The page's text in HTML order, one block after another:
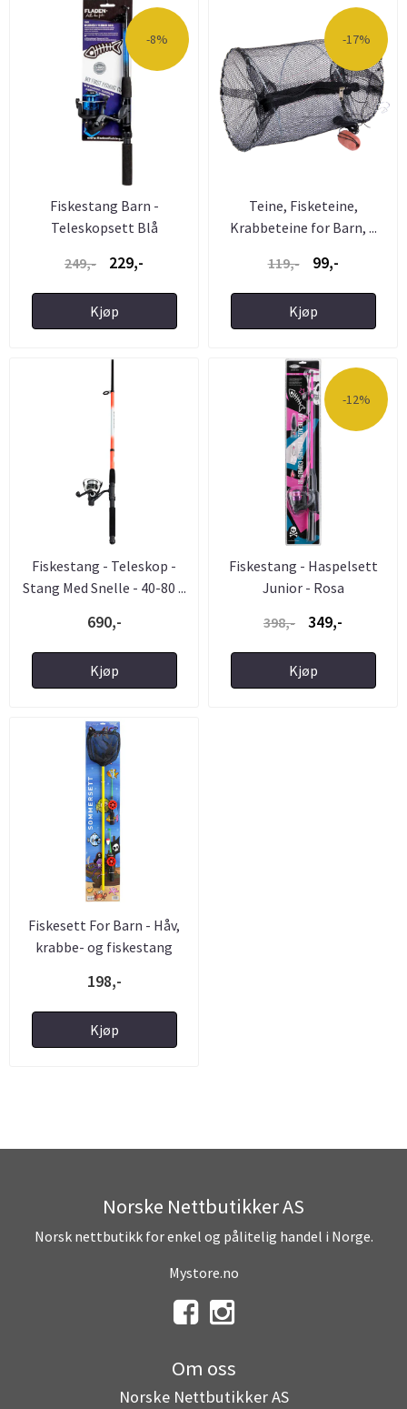
-8%
Fiskestang Barn -
Teleskopsett Blå
249,-
229,-
Kjøp
-17%
Teine, Fisketeine,
Krabbeteine for Barn, ...
119,-
99,-
Kjøp
Fiskestang - Teleskop -
Stang Med Snelle - 40-80 ...
690,-
Kjøp
-12%
Fiskestang - Haspelsett
Junior - Rosa
398,-
349,-
Kjøp
Fiskesett For Barn - Håv,
krabbe- og fiskestang
198,-
Kjøp
Norske Nettbutikker AS
Norsk nettbutikk for enkel og pålitelig handel i Norge.
Mystore.no
Om oss
Norske Nettbutikker AS